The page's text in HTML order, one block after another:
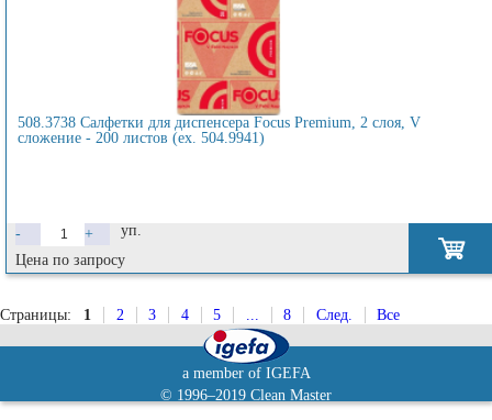
508.3738 Салфетки для диспенсера Focus Premium, 2 слоя, V
сложение - 200 листов (ex. 504.9941)
- +
уп.
Цена по запросу
Страницы: 1 2 3 4 5 8 След. Все
a member of IGEFA
© 1996–2019 Clean Master